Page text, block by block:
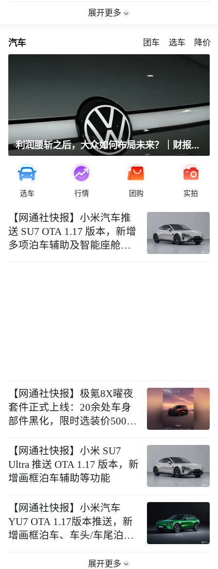
展开更多
汽车 团车 选车 降价
利润腰斩之后，大众如何布局未来？｜财报全视角
选车 行情 团购 实拍
【网通社快报】小米汽车推
送 SU7 OTA 1.17 版本，新增
多项泊车辅助及智能座舱功
【网通社快报】极氪8X曜夜
套件正式上线：20余处车身
部件黑化，限时选装价5000
【网通社快报】小米 SU7
Ultra 推送 OTA 1.17 版本，新
增画框泊车辅助等功能
【网通社快报】小米汽车
YU7 OTA 1.17版本推送，新
增画框泊车、车头/车尾泊入
展开更多